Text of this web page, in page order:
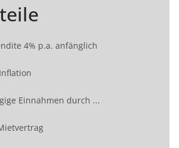
4% p.a. anfänglich
Einnahmen durch ...